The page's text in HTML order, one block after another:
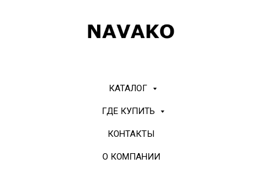
КАТАЛОГ
ГДЕ КУПИТЬ
КОНТАКТЫ
О КОМПАНИИ